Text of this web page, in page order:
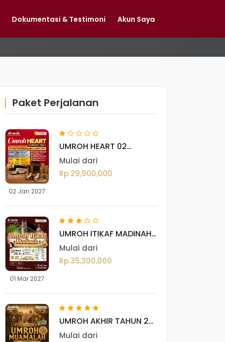
Dokumentasi & Testimoni Akun Saya
Paket Perjalanan
02 Jan 2027
UMROH HEART 02
JANUARI 2027
Mulai dari
Rp 29,900,000
01 Mar 2027
UMROH ITIKAF MADINAH
01 MARET 2027 (12 HARI)
Mulai dari
Rp 35,300,000
UMROH AKHIR TAHUN 22
DESEMBER 2026
Mulai dari